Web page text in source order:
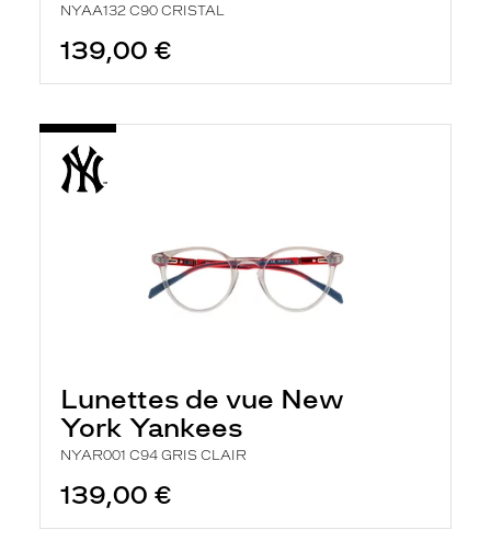
NYAA132 C90 CRISTAL
139,00 €
Lunettes de vue New
York Yankees
NYAR001 C94 GRIS CLAIR
139,00 €